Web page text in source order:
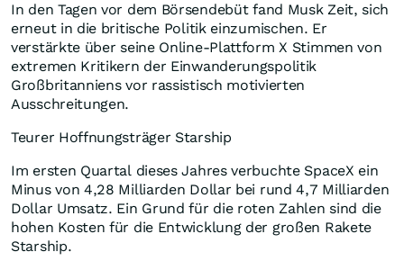
In den Tagen vor dem Börsendebüt fand Musk Zeit, sich
erneut in die britische Politik einzumischen. Er
verstärkte über seine Online-Plattform X Stimmen von
extremen Kritikern der Einwanderungspolitik
Großbritanniens vor rassistisch motivierten
Ausschreitungen.
Teurer Hoffnungsträger Starship
Im ersten Quartal dieses Jahres verbuchte SpaceX ein
Minus von 4,28 Milliarden Dollar bei rund 4,7 Milliarden
Dollar Umsatz. Ein Grund für die roten Zahlen sind die
hohen Kosten für die Entwicklung der großen Rakete
Starship.